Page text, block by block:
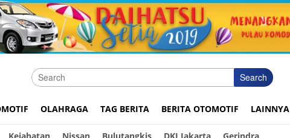
Search
OLAHRAGA TAG BERITA BERITA OTOMOTIF LAINNYA
Kejahatan Nissan Bulutangkis DKI Jakarta Gerindra